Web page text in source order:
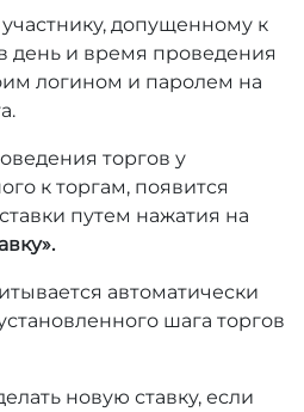
участнику, допущенному к
день и время проведения
логином и паролем на
торгов у
к торгам, появится
путем нажатия на
автоматически
шага торгов
новую ставку, если